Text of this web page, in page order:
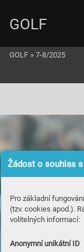
Žádost o souhlas
Pro základní
(tzv. cookies apod.).
volitelných informací:
Anonymní unikátní ID
GOLF
GOLF » 7-8/2025